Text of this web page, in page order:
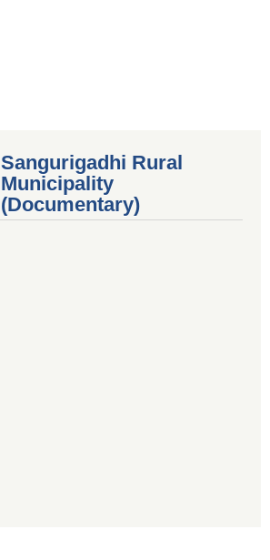
Sangurigadhi Rural
Municipality
(Documentary)